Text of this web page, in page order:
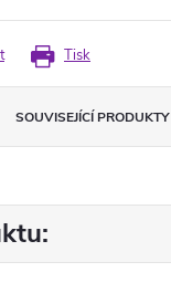
Tisk
SOUVISEJÍCÍ PRODUKTY